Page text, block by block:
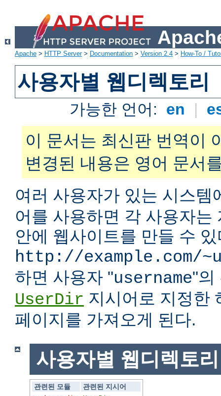
Apache > HTTP Server> Documentation > Version 2.4 > How-To /
사용자별 웹디렉토리
가능한 언어: en |
이 문서는 최신판 번역이
변경된 내용은 영어 문서
여러 사용자가 있는 시스템
어를 사용하면 각 사용자는
안에 웹사이트를 만들 수
http://example.com/
하면 사용자 "username"의
UserDir 지시어로 지정한
페이지를 가져오게 된다.
사용자별 웹디렉토리
관련된 모듈
관련된 지시어